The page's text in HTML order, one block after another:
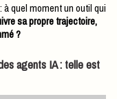
quel moment un outil qui
sa propre trajectoire,
?
agents IA : telle est